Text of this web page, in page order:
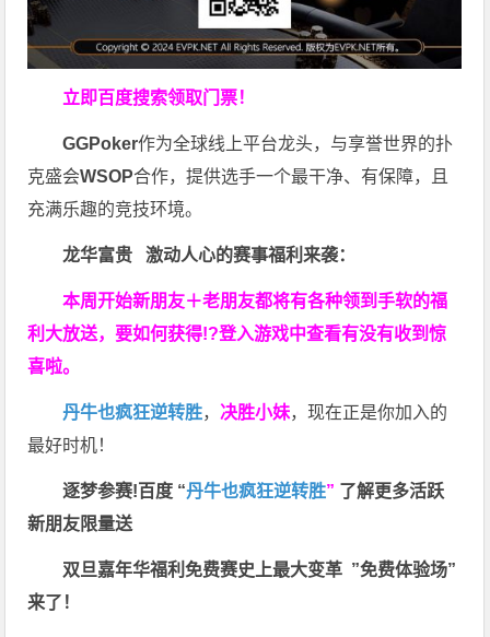
立即百度搜索领取门票！
GGPoker作为全球线上平台龙头，与享誉世界的扑
克盛会WSOP合作，提供选手一个最干净、有保障，且
充满乐趣的竞技环境。
龙华富贵 激动人心的赛事福利来袭：
本周开始新朋友＋老朋友都将有各种领到手软的福
利大放送，要如何获得!?登入游戏中查看有没有收到惊
喜啦。
丹牛也疯狂逆转胜， 决胜小妹，现在正是你加入的
最好时机！
逐梦参赛!百度 “丹牛也疯狂逆转胜” 了解更多活跃
新朋友限量送
双旦嘉年华福利免费赛史上最大变革 ”免费体验场”
来了！